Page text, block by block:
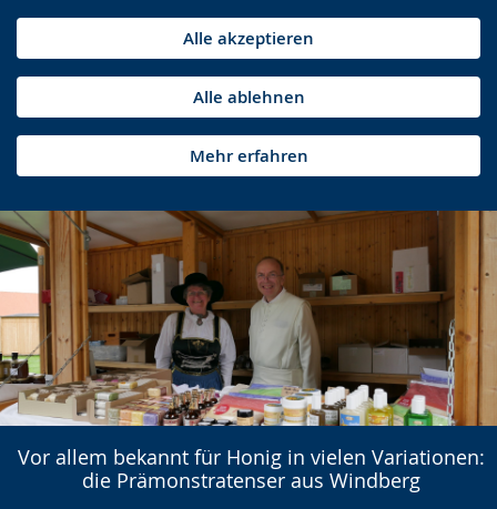
Alle akzeptieren
Alle ablehnen
Mehr erfahren
Vor allem bekannt für Honig in vielen Variationen:
die Prämonstratenser aus Windberg